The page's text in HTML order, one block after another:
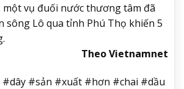
một vụ đuối nước thương tâm đã
sông Lô qua tỉnh Phú Thọ khiến 5
Theo Vietnamnet
#sản #xuất #hơn #chai #dầu